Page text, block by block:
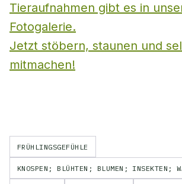
Tieraufnahmen gibt es in
Fotogalerie.
Jetzt stöbern, staunen und
mitmachen!
FRÜHLINGSGEFÜHLE
KNOSPEN; BLÜHTEN; BLUMEN; INSEKTEN;